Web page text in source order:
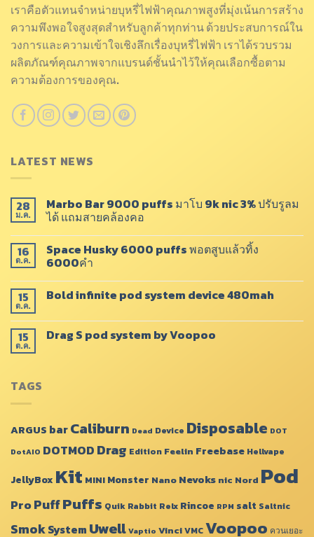
เราคือตัวแทนจำหน่ายบุหรี่ไฟฟ้าคุณภาพสูงที่มุ่งเน้นการสร้าง
ความพึงพอใจสูงสุดสำหรับลูกค้าทุกท่าน ด้วยประสบการณ์ใน
วงการและความเข้าใจเชิงลึกเรื่องบุหรี่ไฟฟ้า เราได้รวบรวม
ผลิตภัณฑ์คุณภาพจากแบรนด์ชั้นนำไว้ให้คุณเลือกซื้อตาม
ความต้องการของคุณ.
LATEST NEWS
28
ม.ค.
Marbo Bar 9000 puffs มาโบ 9k nic 3% ปรับรูลม
ได้ แถมสายคล้องคอ
16
ต.ค.
Space Husky 6000 puffs พอตสูบแล้วทิ้ง
6000คำ
15
ต.ค.
Bold infinite pod system device 480mah
15
ต.ค.
Drag​ S pod system by Voopoo​
TAGS
ARGUS barCaliburn Dead Device Disposable DOT
DotAIO DOTMOD Drag Edition Feelin Freebase Hellvape
JellyBox Kit MINI Monster Nano Nevoks nic Nord Pod
ProPuffPuffs Quik Rabbit Relx Rincoe RPM salt Saltnic
SmokSystem UwellVaptio VinciVMCVoopoo ควนเยอะ